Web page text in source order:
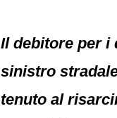
Il debitore per i
sinistro
tenuto al